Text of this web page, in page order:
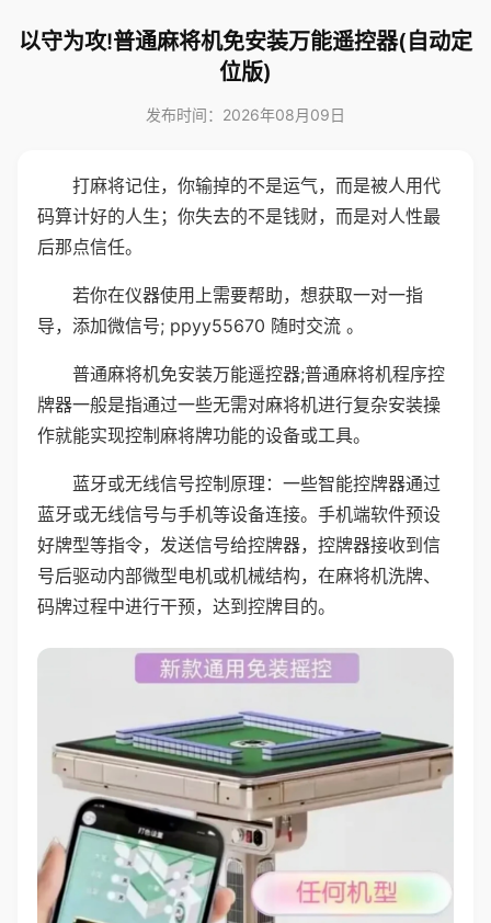
以守为攻!普通麻将机免安装万能遥控器(自动定
位版)
发布时间：2026年08月09日
打麻将记住，你输掉的不是运气，而是被人用代
码算计好的人生；你失去的不是钱财，而是对人性最
后那点信任。
若你在仪器使用上需要帮助，想获取一对一指
导，添加微信号; ppyy55670 随时交流 。
普通麻将机免安装万能遥控器;普通麻将机程序控
牌器一般是指通过一些无需对麻将机进行复杂安装操
作就能实现控制麻将牌功能的设备或工具。
蓝牙或无线信号控制原理：一些智能控牌器通过
蓝牙或无线信号与手机等设备连接。手机端软件预设
好牌型等指令，发送信号给控牌器，控牌器接收到信
号后驱动内部微型电机或机械结构，在麻将机洗牌、
码牌过程中进行干预，达到控牌目的。